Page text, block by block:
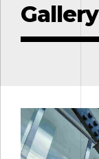
Gallery